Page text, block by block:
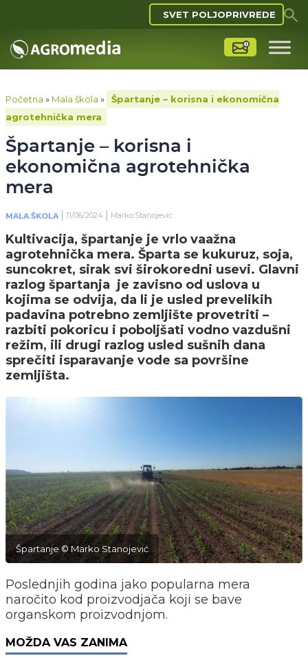
SVET POLJOPRIVREDE
Početna » Mala škola »
Špartanje – korisna i ekonomična
agrotehnička mera
Špartanje – korisna i
ekonomična agrotehnička
mera
MALA ŠKOLA 11/06/2024 Marko.Stanojevic
Kultivacija, špartanje je vrlo vaažna
agrotehnička mera. Šparta se kukuruz, soja,
suncokret, sirak svi širokoredni usevi. Glavni
razlog špartanja je zavisno od uslova u
kojima se odvija, da li je usled prevelikih
padavina potrebno zemljište provetriti –
razbiti pokoricu i poboljšati vodno vazdušni
režim, ili drugi razlog usled sušnih dana
sprečiti isparavanje vode sa površine
zemljišta.
Špartanje © Marko Stanojević
Poslednjih godina jako popularna mera
naročito kod proizvodjača koji se bave
organskom proizvodnjom.
MOŽDA VAS ZANIMA